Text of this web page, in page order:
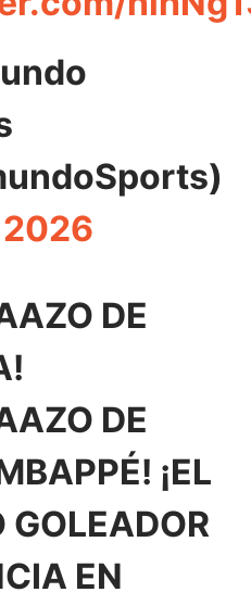
DE
DE
¡EL
EN